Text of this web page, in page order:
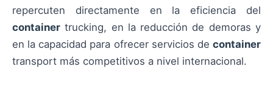
repercuten directamente en la eficiencia del
container trucking, en la reducción de demoras y
en la capacidad para ofrecer servicios de container
transport más competitivos a nivel internacional.